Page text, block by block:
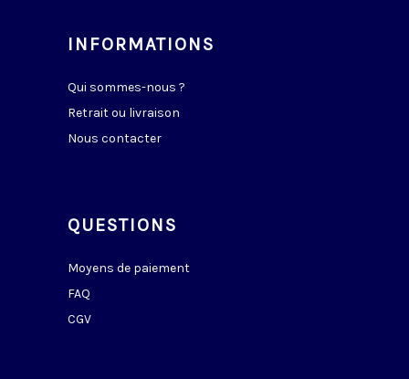
INFORMATIONS
Qui sommes-nous ?
Retrait ou livraison
Nous contacter
QUESTIONS
Moyens de paiement
FAQ
CGV